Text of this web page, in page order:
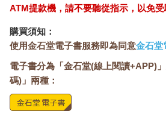
ATM提款機，請不要聽從指示，以免受
購買須知：
使用金石堂電子書服務即為同意金石堂
電子書分為「金石堂(線上閱讀+APP)
碼)」兩種：